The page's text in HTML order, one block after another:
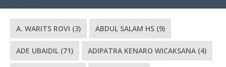
A. WARITS ROVI (3) ABDUL SALAM HS (9)
ADE UBAIDIL (71) ADIPATRA KENARO WICAKSANA (4)